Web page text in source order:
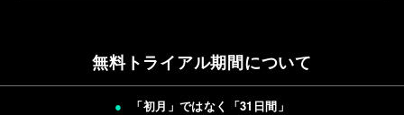
無料トライアル期間について
「初月」ではなく「31日間 」